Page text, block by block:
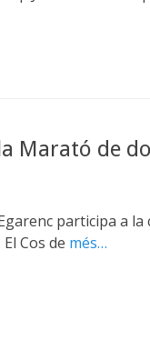
Marató de
participa a
Cos de més…